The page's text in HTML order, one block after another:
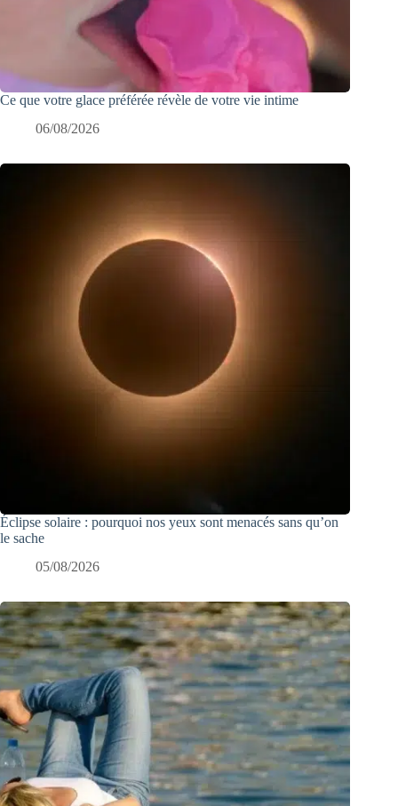
Ce que votre glace préférée révèle de votre vie intime
06/08/2026
Éclipse solaire : pourquoi nos yeux sont menacés sans qu’on
le sache
05/08/2026